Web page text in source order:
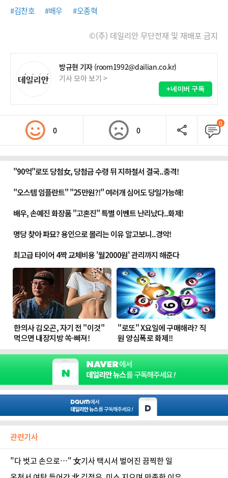
#김찬호 #배우 #오종혁
©(주) 데일리안 무단전재 및 재배포 금지
방규현 기자 (room1992@dailian.co.kr)
기사 모아 보기 >
+네이버 구독
0 0
0
관련기사
"다 벗고 손으로…" 女기사 택시서 벌어진 끔찍한 일